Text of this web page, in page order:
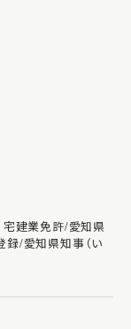
建業免許/愛知県
/愛知県知事（い